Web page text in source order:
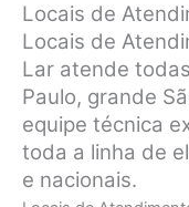
Locais de
Locais de
Lar atende
Paulo, grande
equipe técnica
toda a linha de
e nacionais.